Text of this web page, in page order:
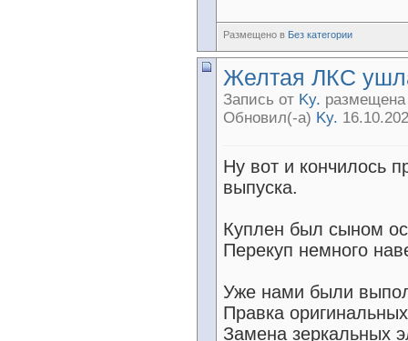
Размещено в Без категории
Желтая ЛКС
Запись от Ky. размещена
Обновил(-а) Ky.
Ну вот и кончилось
выпуска.
Куплен был сыном
Перекуп немного
Уже нами были
Правка
Замена зеркальных